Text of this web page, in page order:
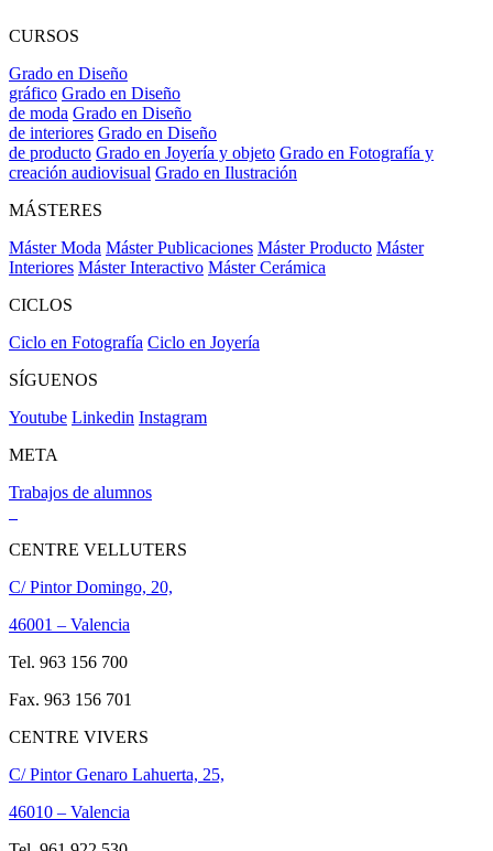
CURSOS
Grado en Diseño
gráfico Grado en Diseño
de moda Grado en Diseño
de interiores Grado en Diseño
de producto Grado en Joyería y objeto Grado en Fotografía y
creación audiovisual Grado en Ilustración
MÁSTERES
Máster Moda Máster Publicaciones Máster Producto Máster
Interiores Máster Interactivo Máster Cerámica
CICLOS
Ciclo en Fotografía Ciclo en Joyería
SÍGUENOS
Youtube Linkedin Instagram
META
Trabajos de alumnos
CENTRE VELLUTERS
C/ Pintor Domingo, 20,
46001 – Valencia
Tel. 963 156 700
Fax. 963 156 701
CENTRE VIVERS
C/ Pintor Genaro Lahuerta, 25,
46010 – Valencia